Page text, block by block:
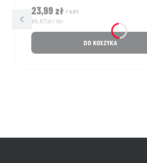
Cena
23,99 zł / szt
Cena jednostkowa
85,67 zł / litr
DO KOSZYKA